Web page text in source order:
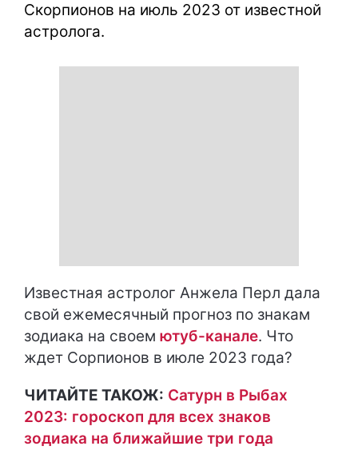
Скорпионов на июль 2023 от известной
астролога.
Известная астролог Анжела Перл дала
свой ежемесячный прогноз по знакам
зодиака на своем ютуб-канале. Что
ждет Сорпионов в июле 2023 года?
ЧИТАЙТЕ ТАКОЖ: Сатурн в Рыбах
2023: гороскоп для всех знаков
зодиака на ближайшие три года